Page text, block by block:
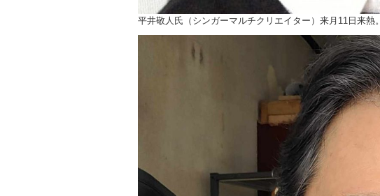
平井敬人氏（シンガーマルチクリエイター）来月11日来熱。